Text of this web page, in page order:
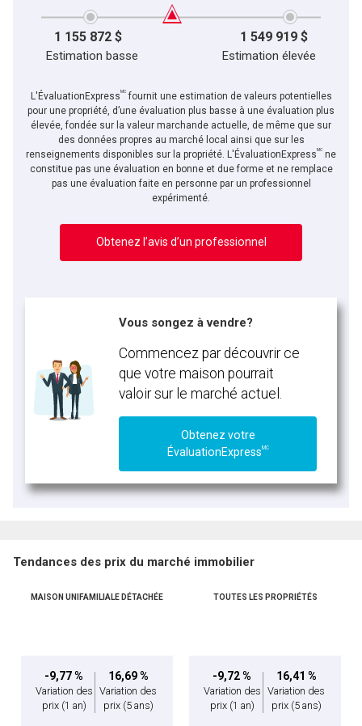
1 155 872 $ 1 549 919 $
Estimation basse Estimation élevée
L'ÉvaluationExpressMCfournit une estimation de valeurs potentielles
pour une propriété, d’une évaluation plus basse à une évaluation plus
élevée, fondée sur la valeur marchande actuelle, de même que sur
des données propres au marché local ainsi que sur les
renseignements disponibles sur la propriété. L'ÉvaluationExpressMC ne
constitue pas une évaluation en bonne et due forme et ne remplace
pas une évaluation faite en personne par un professionnel
expérimenté.
Obtenez l’avis d’un professionnel
Vous songez à vendre?
Commencez par découvrir ce
que votre maison pourrait
valoir sur le marché actuel.
Obtenez votre
ÉvaluationExpressMC
Tendances des prix du marché immobilier
MAISON UNIFAMILIALE DÉTACHÉE
-9,77 %
Variation des
prix (1 an)
16,69 %
Variation des
prix (5 ans)
TOUTES LES PROPRIÉTÉS
-9,72 %
Variation des
prix (1 an)
16,41 %
Variation des
prix (5 ans)